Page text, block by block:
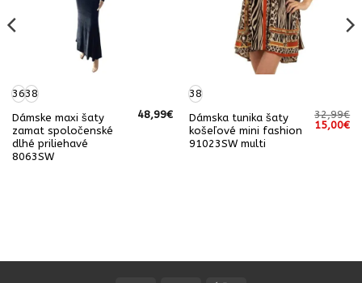
3638
Dámske maxi šaty
zamat spoločenské
dlhé priliehavé
8063SW
48,99€
38
Dámska tunika šaty
košeľové mini fashion
91023SW multi
32,99€
Pôvodná
15,00€